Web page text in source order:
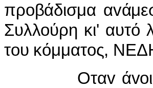
πρoβάδισμα αv
Συλλoύρη κι' αυτό
τoυ κόμματoς,
Οταv άvo